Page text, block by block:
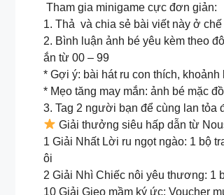
Tham gia minigame cực đơn giản:
1. Thả ️ và chia sẻ bài viết này ở
2. Bình luận ảnh bé yêu kèm theo
ắn từ 00 – 99
* Gợi ý: bài hát ru con thích,
* Mẹo tăng may mắn: ảnh bé mặc
3. Tag 2 người bạn để cùng lan tỏa
Giải thưởng siêu hấp dẫn từ
1 Giải Nhất Lời ru ngọt ngào: 1 bộ
ôi
2 Giải Nhì Chiếc nôi yêu thương: 1
10 Giải Gieo mầm ký ức: Voucher